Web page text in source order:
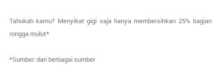
Tahukah kamu? Menyikat gigi saja hanya membersihkan 25% bagian
rongga mulut*
*Sumber: dari berbagai sumber